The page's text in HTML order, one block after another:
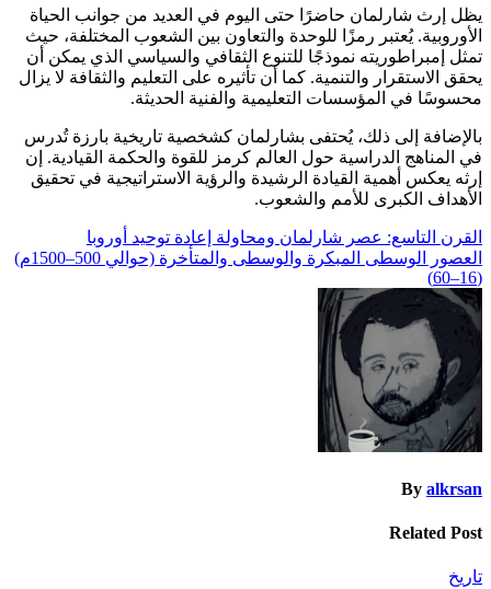
يظل إرث شارلمان حاضرًا حتى اليوم في العديد من جوانب الحياة
الأوروبية. يُعتبر رمزًا للوحدة والتعاون بين الشعوب المختلفة، حيث
تمثل إمبراطوريته نموذجًا للتنوع الثقافي والسياسي الذي يمكن أن
يحقق الاستقرار والتنمية. كما أن تأثيره على التعليم والثقافة لا يزال
محسوسًا في المؤسسات التعليمية والفنية الحديثة.
بالإضافة إلى ذلك، يُحتفى بشارلمان كشخصية تاريخية بارزة تُدرس
في المناهج الدراسية حول العالم كرمز للقوة والحكمة القيادية. إن
إرثه يعكس أهمية القيادة الرشيدة والرؤية الاستراتيجية في تحقيق
الأهداف الكبرى للأمم والشعوب.
تصفّح
المقالات
القرن التاسع: عصر شارلمان ومحاولة إعادة توحيد أوروبا
​العصور الوسطى المبكرة والوسطى والمتأخرة (حوالي 500–1500م)
(16–60)
By alkrsan
Related Post
تاريخ